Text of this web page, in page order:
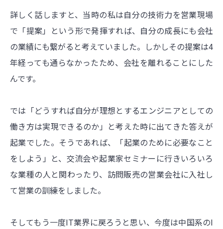
詳しく話しますと、当時の私は自分の技術力を営業現場
で「提案」という形で発揮すれば、自分の成長にも会社
の業績にも繋がると考えていました。しかしその提案は4
年経っても通らなかったため、会社を離れることにした
んです。
では「どうすれば自分が理想とするエンジニアとしての
働き方は実現できるのか」と考えた時に出てきた答えが
起業でした。そうであれば、「起業のために必要なこと
をしよう」と、交流会や起業家セミナーに行きいろいろ
な業種の人と関わったり、訪問販売の営業会社に入社し
て営業の訓練をしました。
そしてもう一度IT業界に戻ろうと思い、今度は中国系のI